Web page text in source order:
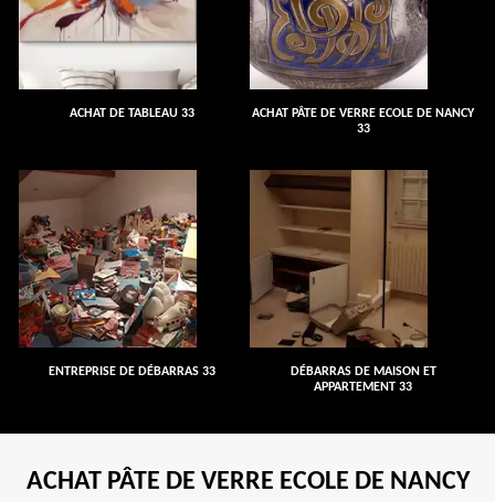
ACHAT DE TABLEAU 33
ACHAT PÂTE DE VERRE ECOLE DE NANCY
33
ENTREPRISE DE DÉBARRAS 33
DÉBARRAS DE MAISON ET
APPARTEMENT 33
ACHAT PÂTE DE VERRE ECOLE DE NANCY